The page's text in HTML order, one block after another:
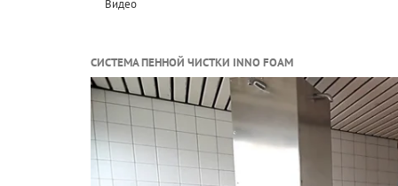
Видео
СИСТЕМА ПЕННОЙ ЧИСТКИ INNO FOAM